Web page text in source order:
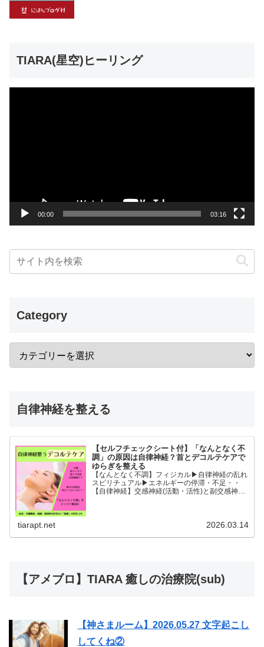
TIARA(星空)ヒーリング
00:00 03:16
Category
自律神経を整える
【セルフチェックシート付】「なんとなく不
調」の原因は自律神経？首とデコルテケアで
ゆらぎを整える
【なんとなく不調】フィジカル▶︎自律神経の乱れ
スピリチュアル▶︎エネルギーの停滞・不足・・
【自律神経】交感神経(活動・活性)と副交感神経
tiarapt.net 2026.03.14
【アメブロ】TIARA 癒しの治療院(sub)
【神さまルーム】2026.05.27 文字起こし
してくね②